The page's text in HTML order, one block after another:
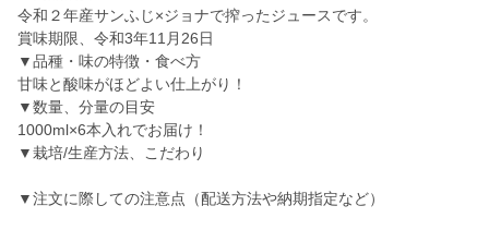
令和２年産サンふじ×ジョナで搾ったジュースです。
賞味期限、令和3年11月26日
▼品種・味の特徴・食べ方
甘味と酸味がほどよい仕上がり！
▼数量、分量の目安
1000ml×6本入れでお届け！
▼栽培/生産方法、こだわり
▼注文に際しての注意点（配送方法や納期指定など）